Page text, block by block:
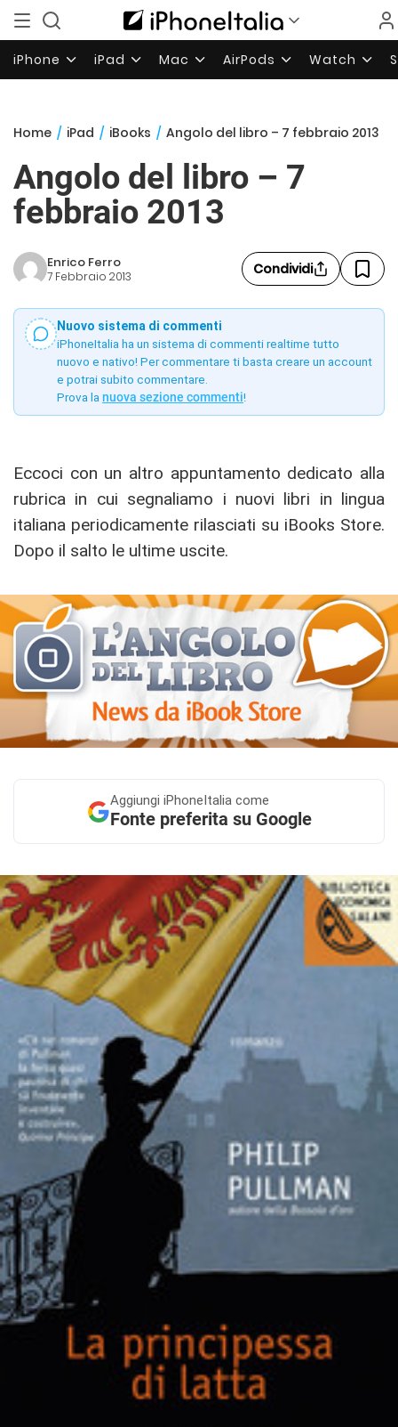
iPhone iPad Mac AirPods Watch
Home / iPad / iBooks / Angolo del libro – 7 febbraio 2013
Angolo del libro – 7
febbraio 2013
Enrico Ferro
7 Febbraio 2013 Condividi
Nuovo sistema di commenti
iPhoneItalia ha un sistema di commenti realtime tutto
nuovo e nativo! Per commentare ti basta creare un account
e potrai subito commentare.
Prova la nuova sezione commenti!
Eccoci con un altro appuntamento dedicato alla
rubrica in cui segnaliamo i nuovi libri in lingua
italiana periodicamente rilasciati su iBooks Store.
Dopo il salto le ultime uscite.
Aggiungi iPhoneItalia come
Fonte preferita su Google